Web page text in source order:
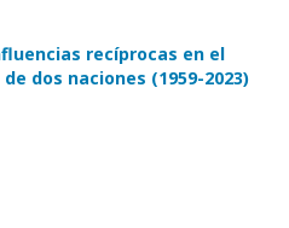
recíprocas en el
dos naciones (1959-2023)